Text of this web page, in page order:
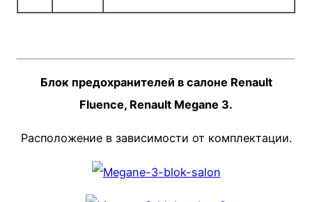
Блок предохранителей в салоне Renault
Fluence, Renault Megane 3.
Расположение в зависимости от комплектации.